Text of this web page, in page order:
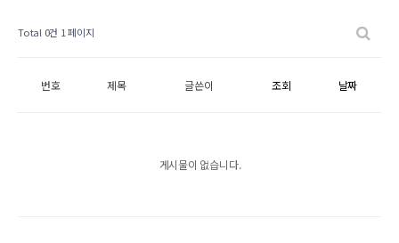
Total 0건 1 페이지
번호 제목 글쓴이 조회 날짜
게시물이 없습니다.